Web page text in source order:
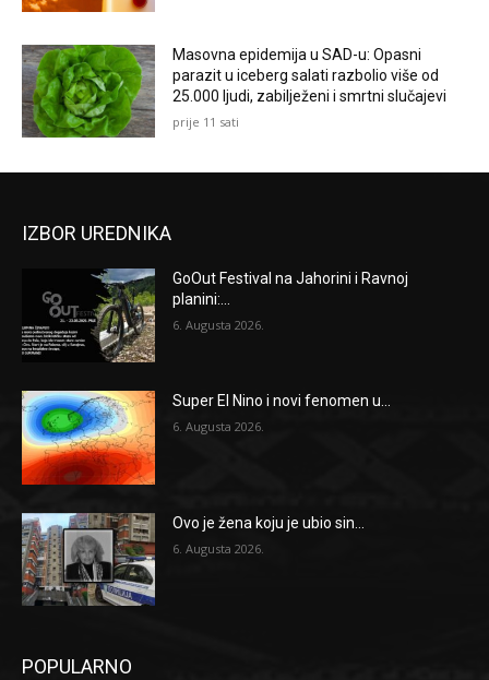
Masovna epidemija u SAD-u: Opasni
parazit u iceberg salati razbolio više od
25.000 ljudi, zabilježeni i smrtni slučajevi
prije 11 sati
IZBOR UREDNIKA
GoOut Festival na Jahorini i Ravnoj
planini:...
6. Augusta 2026.
Super El Nino i novi fenomen u...
6. Augusta 2026.
Ovo je žena koju je ubio sin...
6. Augusta 2026.
POPULARNO